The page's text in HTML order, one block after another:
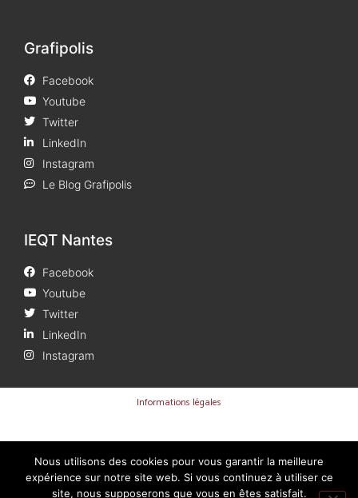
Grafipolis
Facebook
Youtube
Twitter
LinkedIn
Instagram
Le Blog Grafipolis
IEQT Nantes
Facebook
Youtube
Twitter
LinkedIn
Instagram
Informations légales
Nous utilisons des cookies pour vous garantir la meilleure
expérience sur notre site web. Si vous continuez à utiliser ce
site, nous supposerons que vous en êtes satisfait.